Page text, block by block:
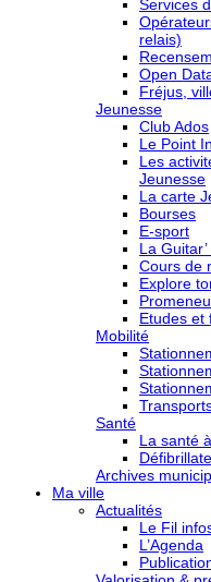
Services
relais)
Open
Fréjus,
Jeunesse
Club Ados
Le Point
Les
Jeunesse
La carte
Bourses
E-sport
La Guitar’
Cours de
Explore
Etudes et
Mobilité
Santé
La santé
Archives
Ma ville
Actualités
Le Fil
L’Agenda